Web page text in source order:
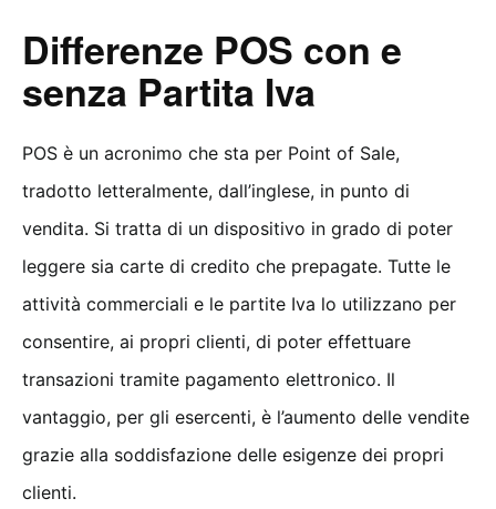
Differenze POS con e
senza Partita Iva
POS è un acronimo che sta per Point of Sale,
tradotto letteralmente, dall’inglese, in punto di
vendita. Si tratta di un dispositivo in grado di poter
leggere sia carte di credito che prepagate. Tutte le
attività commerciali e le partite Iva lo utilizzano per
consentire, ai propri clienti, di poter effettuare
transazioni tramite pagamento elettronico. Il
vantaggio, per gli esercenti, è l’aumento delle vendite
grazie alla soddisfazione delle esigenze dei propri
clienti.